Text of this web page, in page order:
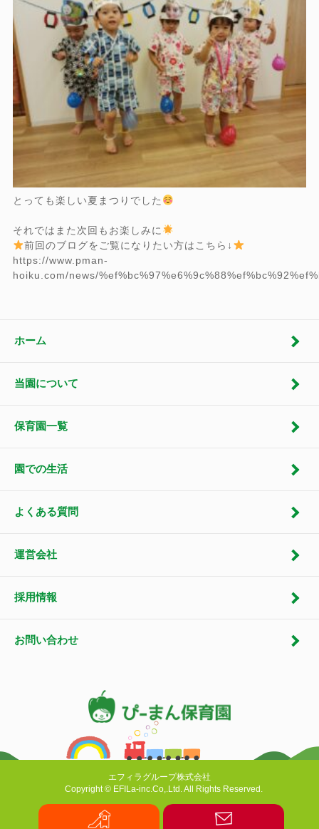
とっても楽しい夏まつりでした
それではまた次回もお楽しみに
前回のブログをご覧になりたい方はこちら↓
https://www.pman-
hoiku.com/news/
ホーム
当園について
保育園一覧
園での生活
よくある質問
運営会社
採用情報
お問い合わせ
エフィラグループ株式会社
Copyright © EFILa-inc.Co,.Ltd. All Rights Reserved.